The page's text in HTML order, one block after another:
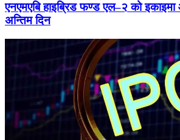
एनएमएबि हाइब्रिड फण्ड एल–२ को
अन्तिम दिन